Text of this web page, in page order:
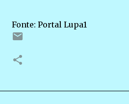
Fonte: Portal Lupa1